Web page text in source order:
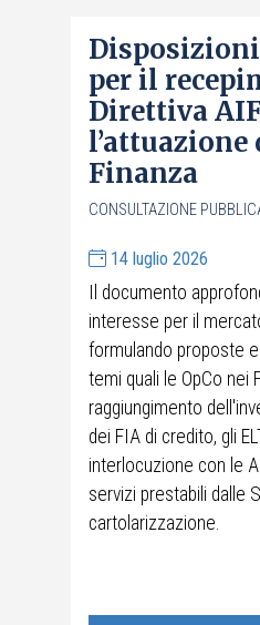
Disposizioni
per il
Direttiva
l’attuazione
Finanza
CONSULTAZIONE
14 luglio 2026
Il documento
interesse per il
formulando proposte
temi quali le OpCo nei
raggiungimento
dei FIA di credito, gli
interlocuzione con le
servizi prestabili dalle
cartolarizzazione.